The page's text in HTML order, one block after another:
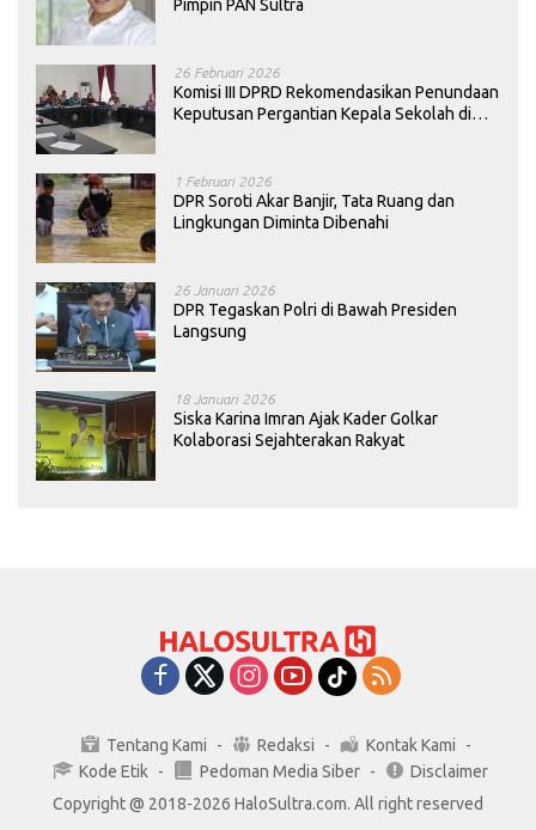
Pimpin PAN Sultra
26 Februari 2026
Komisi III DPRD Rekomendasikan Penundaan
Keputusan Pergantian Kepala Sekolah di
1 Februari 2026
DPR Soroti Akar Banjir, Tata Ruang dan
Lingkungan Diminta Dibenahi
26 Januari 2026
DPR Tegaskan Polri di Bawah Presiden
Langsung
18 Januari 2026
Siska Karina Imran Ajak Kader Golkar
Kolaborasi Sejahterakan Rakyat
Tentang Kami Redaksi
Kontak Kami
Kode Etik
Pedoman Media Siber
Disclaimer
Copyright @ 2018-2026 HaloSultra.com. All right reserved